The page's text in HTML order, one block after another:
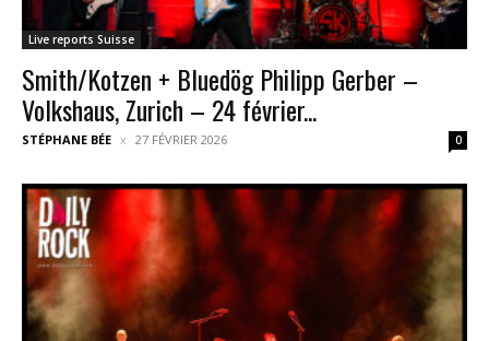
Live reports Suisse
Smith/Kotzen + Bluedög Philipp Gerber –
Volkshaus, Zurich – 24 février...
STÉPHANE BÉE 27 FÉVRIER 2026 0